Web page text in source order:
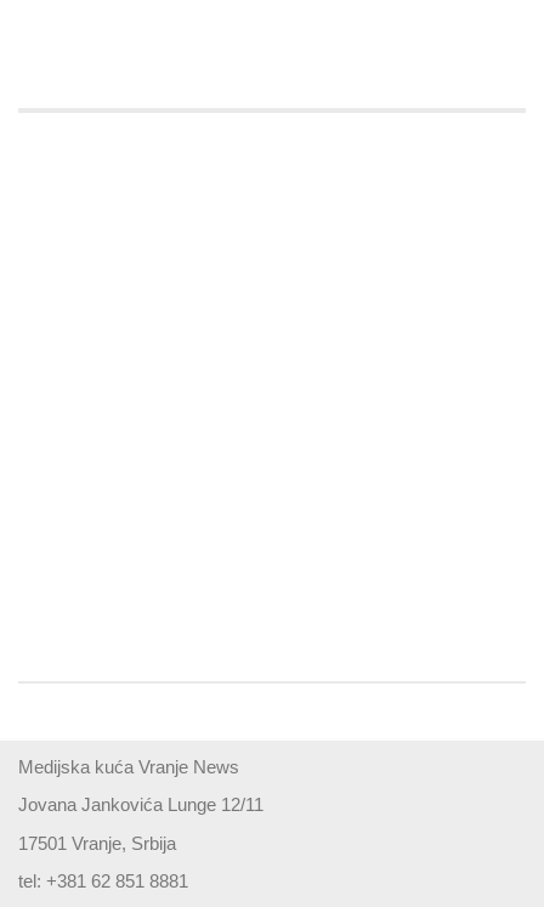
Medijska kuća Vranje News
Jovana Jankovića Lunge 12/11
17501 Vranje, Srbija
tel: +381 62 851 8881